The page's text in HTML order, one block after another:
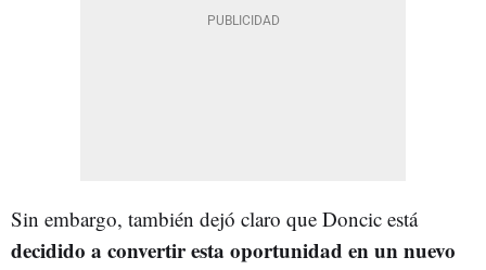
Sin embargo, también dejó claro que Doncic está
decidido a convertir esta oportunidad en un nuevo